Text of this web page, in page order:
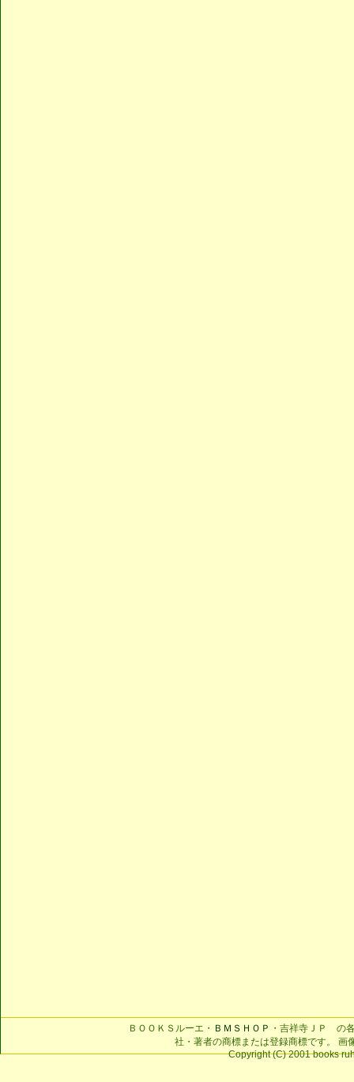
ＢＯＯＫＳルーエ・ ＢＭＳＨＯＰ ・吉祥寺ＪＰ の
社・著者の商標または登録商標です。 画
Copyright (C) 2001 books